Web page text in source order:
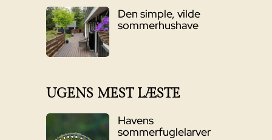
Den simple, vilde
sommerhushave
UGENS MEST LÆSTE
Havens
sommerfuglelarver